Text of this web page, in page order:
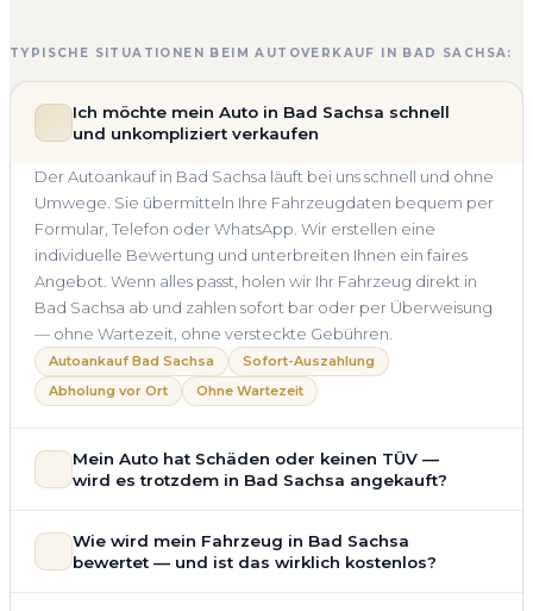
TYPISCHE SITUATIONEN BEIM AUTOVERKAUF IN BAD SACHSA:
Ich möchte mein Auto in Bad Sachsa schnell
und unkompliziert verkaufen
Der Autoankauf in Bad Sachsa läuft bei uns schnell und ohne
Umwege. Sie übermitteln Ihre Fahrzeugdaten bequem per
Formular, Telefon oder WhatsApp. Wir erstellen eine
individuelle Bewertung und unterbreiten Ihnen ein faires
Angebot. Wenn alles passt, holen wir Ihr Fahrzeug direkt in
Bad Sachsa ab und zahlen sofort bar oder per Überweisung
— ohne Wartezeit, ohne versteckte Gebühren.
Autoankauf Bad Sachsa
Sofort-Auszahlung
Abholung vor Ort
Ohne Wartezeit
Mein Auto hat Schäden oder keinen TÜV —
wird es trotzdem in Bad Sachsa angekauft?
Motorschaden, Getriebeschaden, abgelaufenem TÜV oder
allgemeinem Reparaturbedarf direkt in Bad Sachsa an. Der
Wie wird mein Fahrzeug in Bad Sachsa
bewertet — und ist das wirklich kostenlos?